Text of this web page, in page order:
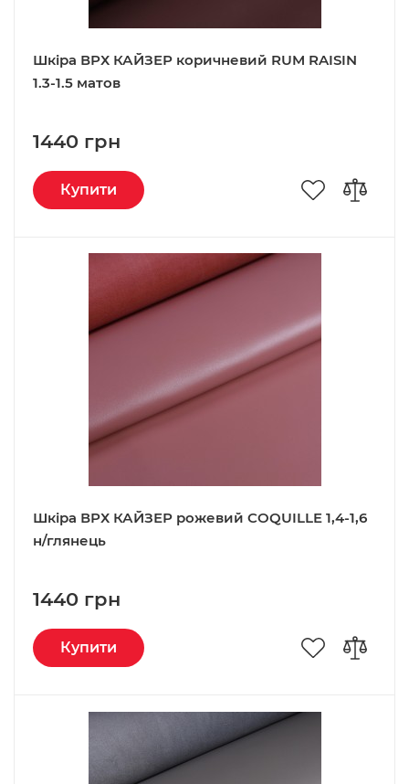
Шкіра ВРХ КАЙЗЕР коричневий RUM RAISIN
1.3-1.5 матов
1440 грн
Купити
Шкіра ВРХ КАЙЗЕР рожевий COQUILLE 1,4-1,6
н/глянець
1440 грн
Купити